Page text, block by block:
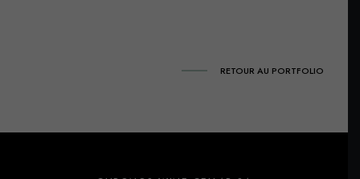
RETOUR AU PORTFOLIO